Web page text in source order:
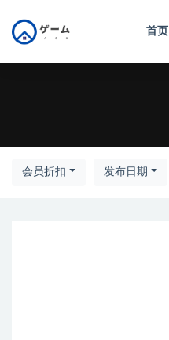
首页
会员折扣 发布日期